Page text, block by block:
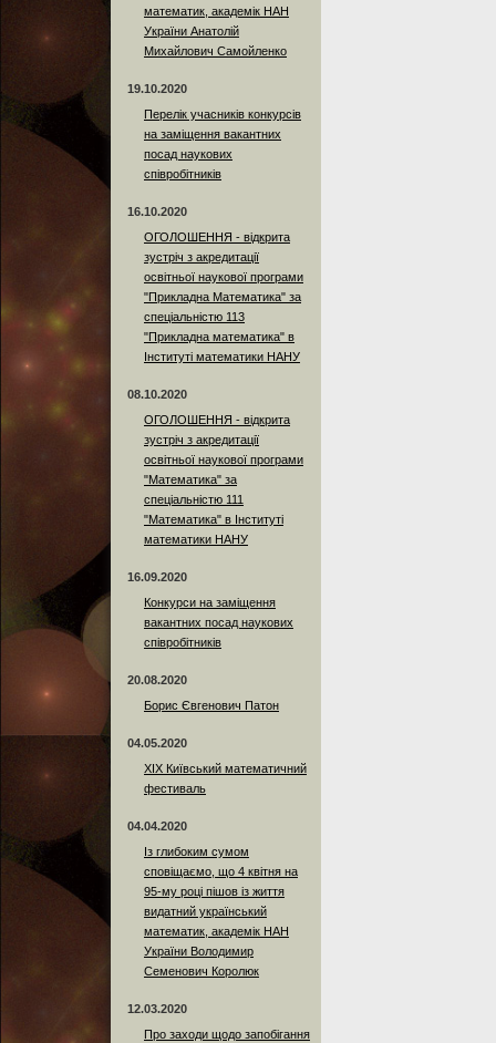
математик, академік НАН
України Анатолій
Михайлович Самойленко
19.10.2020
Перелік учасників конкурсів
на заміщення вакантних
посад наукових
співробітників
16.10.2020
ОГОЛОШЕННЯ - відкрита
зустріч з акредитації
освітньої наукової програми
"Прикладна Математика" за
спеціальністю 113
"Прикладна математика" в
Інституті математики НАНУ
08.10.2020
ОГОЛОШЕННЯ - відкрита
зустріч з акредитації
освітньої наукової програми
"Математика" за
спеціальністю 111
"Математика" в Інституті
математики НАНУ
16.09.2020
Конкурси на заміщення
вакантних посад наукових
співробітників
20.08.2020
Борис Євгенович Патон
04.05.2020
XIX Київський математичний
фестиваль
04.04.2020
Із глибоким сумом
сповіщаємо, що 4 квітня на
95-му році пішов із життя
видатний український
математик, академік НАН
України Володимир
Семенович Королюк
12.03.2020
Про заходи щодо запобігання